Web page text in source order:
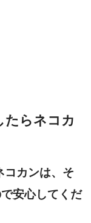
たらネコカ
コカンは、そ
安心してくだ